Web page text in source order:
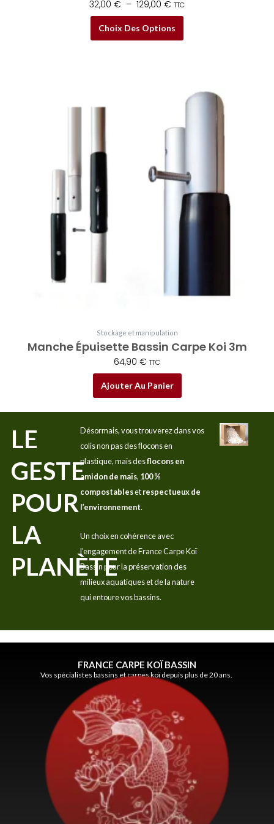
32,00 € – 129,00 € TTC
Choix Des Options
Stockage et manipulation
Manche Épuisette Bassin Carpe Koi 3m
64,90 € TTC
Ajouter Au Panier
LE
GESTE
POUR
LA
PLANÈTE
Désormais, vous trouverez dans vos
colis non pas des flocons en
plastique, mais desflocons en
amidon de maïs, 100 %
compostablesetrespectueux de
l’environnement.
Un choix en cohérence avec
l’engagement de France Carpe Koï
Bassin pour la préservation des
milieux aquatiques et de la nature
qui entoure vos bassins.
FRANCE CARPE KOÏ BASSIN
Vos spécialistes bassins et carpes koï depuis plus de 20 ans.